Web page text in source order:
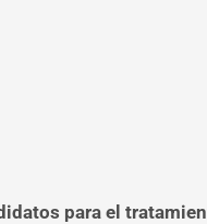
para el